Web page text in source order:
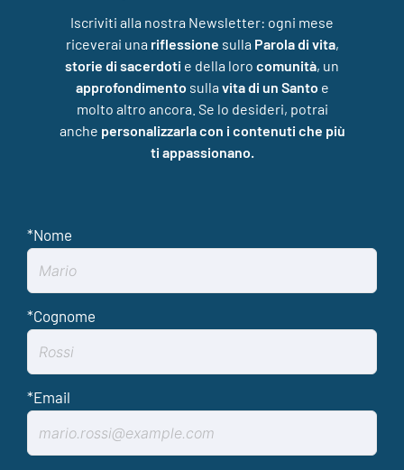
Iscriviti alla nostra Newsletter: ogni mese
riceverai una riflessione sulla Parola di vita,
storie di sacerdoti e della loro comunità, un
approfondimento sulla vita di un Santo e
molto altro ancora. Se lo desideri, potrai
anche personalizzarla con i contenuti che più
ti appassionano.